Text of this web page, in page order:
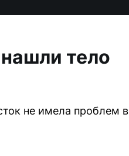
тело
не имела проблем в